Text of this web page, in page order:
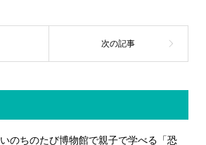
いのちのたび博物館で親子で学べる「恐